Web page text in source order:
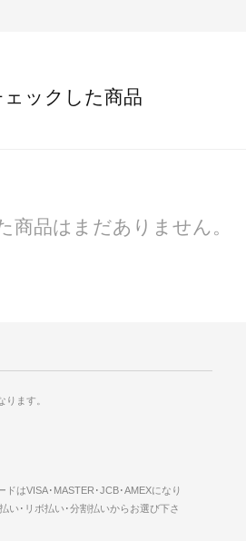
ェックした商品
商品はまだありません。
ます。
はVISA･MASTER･JCB･AMEXになり
い･リボ払い･分割払いからお選び下さ